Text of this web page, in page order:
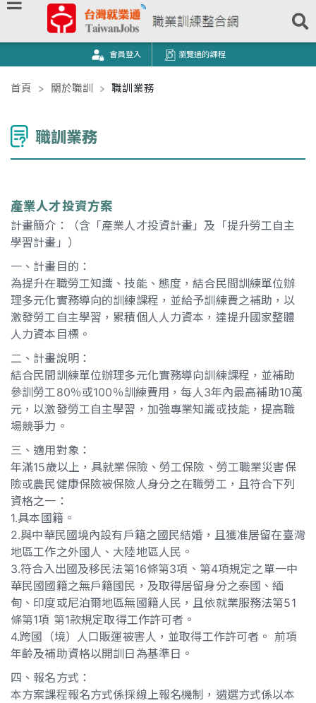
跳到主要內容台灣就業通｜職業訓練整合網
會員登入 瀏覽過的課程
首頁 關於職訓 職訓業務
職訓業務
產業人才投資方案
計畫簡介：（含「產業人才投資計畫」及「提升勞工自主
學習計畫」）
一、計畫目的：
為提升在職勞工知識、技能、態度，結合民間訓練單位辦
理多元化實務導向的訓練課程，並給予訓練費之補助，以
激發勞工自主學習，累積個人人力資本，達提升國家整體
人力資本目標。
二、計畫說明：
結合民間訓練單位辦理多元化實務導向訓練課程，並補助
參訓勞工80％或100％訓練費用，每人3年內最高補助10萬
元，以激發勞工自主學習，加強專業知識或技能，提高職
場競爭力。
三、適用對象：
年滿15歲以上，具就業保險、勞工保險、勞工職業災害保
險或農民健康保險被保險人身分之在職勞工，且符合下列
資格之一：
1.具本國籍。
2.與中華民國境內設有戶籍之國民結婚，且獲准居留在臺灣
地區工作之外國人、大陸地區人民。
3.符合入出國及移民法第16條第3項、第4項規定之單一中
華民國國籍之無戶籍國民，及取得居留身分之泰國、緬
甸、印度或尼泊爾地區無國籍人民，且依就業服務法第51
條第1項 第1款規定取得工作許可者。
4.跨國（境）人口販運被害人，並取得工作許可者。 前項
年齡及補助資格以開訓日為基準日。
四、報名方式：
本方案課程報名方式係採線上報名機制，遴選方式係以本